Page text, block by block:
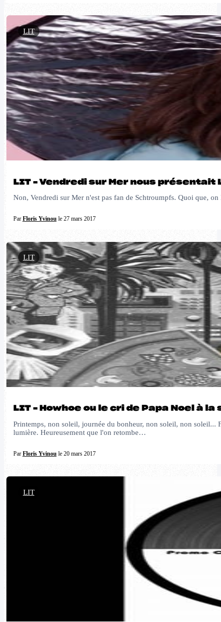
LIT – Vendredi sur Mer nous présentait
Non, Vendredi sur Mer n'est pas fan de Schtroumpfs. Quoi que,
Par Floris Yvinoule 27 mars 2017
LIT
LIT – Howhoe ou le cri de Papa Noel à
Printemps, non soleil, journée du bonheur, non soleil, non
lumière. Heureusement que l'on retombe…
Par Floris Yvinoule 20 mars 2017
LIT
LIT